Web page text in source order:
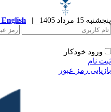
پنجشنبه 15 مرداد 1405 |
English
ورود خودکار
ثبت نام
بازیابی رمز عبور